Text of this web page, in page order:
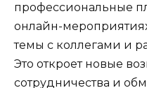
профессиональные
онлайн-
темы с коллегами и
Это откроет новые
сотрудничества и